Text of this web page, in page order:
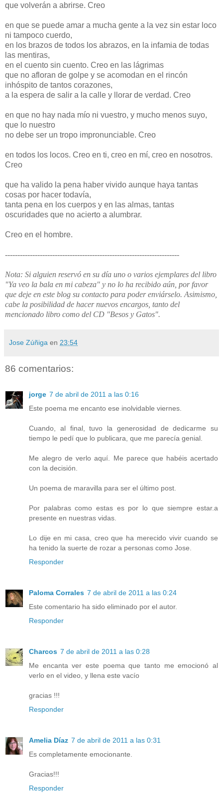
que volverán a abrirse. Creo
en que se puede amar a mucha gente a la vez sin estar loco
ni tampoco cuerdo,
en los brazos de todos los abrazos, en la infamia de todas
las mentiras,
en el cuento sin cuento. Creo en las lágrimas
que no afloran de golpe y se acomodan en el rincón
inhóspito de tantos corazones,
a la espera de salir a la calle y llorar de verdad. Creo
en que no hay nada mío ni vuestro, y mucho menos suyo,
que lo nuestro
no debe ser un tropo impronunciable. Creo
en todos los locos. Creo en ti, creo en mí, creo en nosotros.
Creo
que ha valido la pena haber vivido aunque haya tantas
cosas por hacer todavía,
tanta pena en los cuerpos y en las almas, tantas
oscuridades que no acierto a alumbrar.
Creo en el hombre.
----------------------------------------------------------------------
Nota: Si alguien reservó en su día uno o varios ejemplares del libro
"Ya veo la bala en mi cabeza" y no lo ha recibido aún, por favor
que deje en este blog su contacto para poder enviárselo. Asimismo,
cabe la posibilidad de hacer nuevos encargos, tanto del
mencionado libro como del CD "Besos y Gatos".
Jose Zúñiga en 23:54
86 comentarios:
jorge 7 de abril de 2011 a las 0:16
Este poema me encanto ese inolvidable viernes.
Cuando, al final, tuvo la generosidad de dedicarme su
tiempo le pedí que lo publicara, que me parecía genial.
Me alegro de verlo aquí. Me parece que habéis acertado
con la decisión.
Un poema de maravilla para ser el último post.
Por palabras como estas es por lo que siempre estar.a
presente en nuestras vidas.
Lo dije en mi casa, creo que ha merecido vivir cuando se
ha tenido la suerte de rozar a personas como Jose.
Responder
Paloma Corrales 7 de abril de 2011 a las 0:24
Este comentario ha sido eliminado por el autor.
Responder
Charcos 7 de abril de 2011 a las 0:28
Me encanta ver este poema que tanto me emocionó al
verlo en el video, y llena este vacío
gracias !!!
Responder
Amelia Díaz 7 de abril de 2011 a las 0:31
Es completamente emocionante.
Gracias!!!
Responder